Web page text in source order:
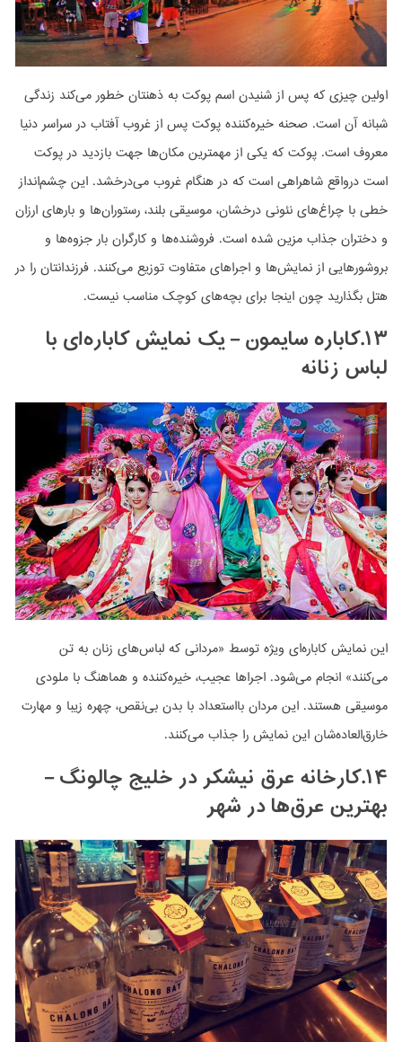
اولین چیزی که پس از شنیدن اسم پوکت به ذهنتان خطور می‌کند زندگی
شبانه آن است. صحنه خیره‌کننده پوکت پس از غروب آفتاب در سراسر دنیا
معروف است. پوکت که یکی از مهمترین مکان‌ها جهت بازدید در پوکت
است درواقع شاهراهی است که در هنگام غروب می‌درخشد. این چشم‌انداز
خطی با چراغ‌های نئونی درخشان، موسیقی بلند، رستوران‌ها و بارهای ارزان
و دختران جذاب مزین شده است. فروشنده‌ها و کارگران بار جزوه‌ها و
بروشورهایی از نمایش‌ها و اجراهای متفاوت توزیع می‌کنند. فرزندانتان را در
هتل بگذارید چون اینجا برای بچه‌های کوچک مناسب نیست.
۱۳.کاباره سایمون – یک نمایش کاباره‌ای با
لباس زنانه
این نمایش کاباره‌ای ویژه توسط «مردانی که لباس‌های زنان به تن
می‌کنند» انجام می‌شود. اجراها عجیب، خیره‌کننده و هماهنگ با ملودی
موسیقی هستند. این مردان بااستعداد با بدن بی‌نقص، چهره زیبا و مهارت
خارق‌العاده‌شان این نمایش را جذاب می‌کنند.
۱۴.کارخانه عرق نیشکر در خلیج چالونگ –
بهترین عرق‌ها در شهر